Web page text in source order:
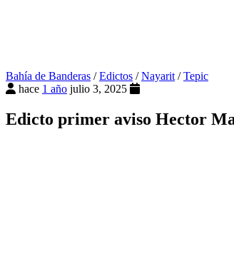
Bahía de Banderas /Edictos /Nayarit/Tepic
hace 1 año julio 3, 2025
Edicto primer aviso Hector